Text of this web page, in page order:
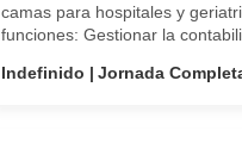
camas para hospitales y
funciones: Gestionar la
Indefinido
Jornada